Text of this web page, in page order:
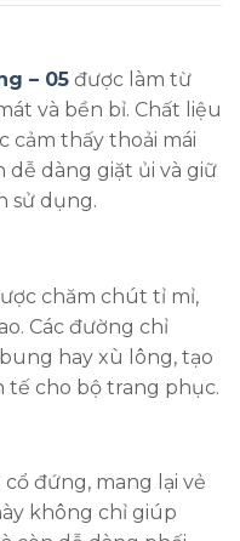
– 05 được làm từ
và bền bỉ. Chất liệu
cảm thấy thoải mái
dễ dàng giặt ủi và giữ
sử dụng.
chăm chút tỉ mỉ,
Các đường chỉ
hay xù lông, tạo
tế cho bộ trang phục.
đứng, mang lại vẻ
không chỉ giúp